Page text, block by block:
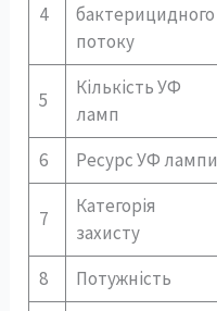
4
бактерицидного
потоку
5
Кількість УФ
ламп
6 Ресурс УФ лампи
7
Категорія
захисту
8 Потужність